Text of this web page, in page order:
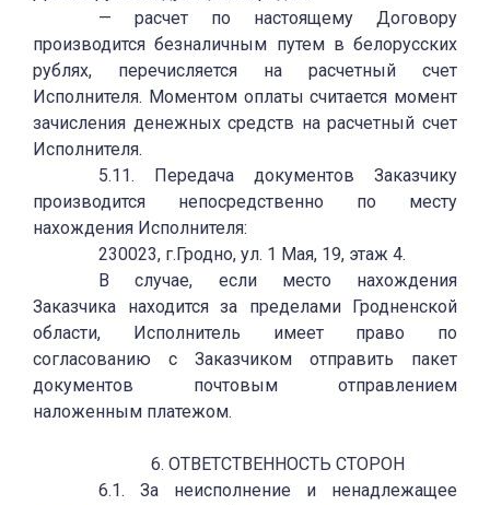
— расчет по настоящему Договору
производится безналичным путем в белорусских
рублях, перечисляется на расчетный счет
Исполнителя. Моментом оплаты считается момент
зачисления денежных средств на расчетный счет
Исполнителя.
5.11. Передача документов Заказчику
производится непосредственно по месту
нахождения Исполнителя:
230023, г.Гродно, ул. 1 Мая, 19, этаж 4.
В случае, если место нахождения
Заказчика находится за пределами Гродненской
области, Исполнитель имеет право по
согласованию с Заказчиком отправить пакет
документов почтовым отправлением
наложенным платежом.
6. ОТВЕТСТВЕННОСТЬ СТОРОН
6.1. За неисполнение и ненадлежащее